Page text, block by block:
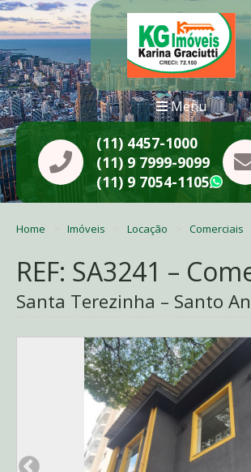
Menu
(11) 4457-1000
(11) 9 7999-9099
(11) 9 7054-1105
Home Imóveis Locação Comerciais
REF: SA3241 –
Santa Terezinha – Santo